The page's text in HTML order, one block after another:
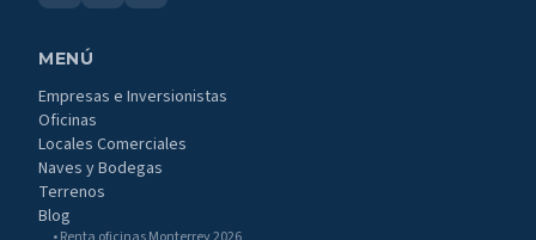
MENÚ
Empresas e Inversionistas
Oficinas
Locales Comerciales
Naves y Bodegas
Terrenos
Blog